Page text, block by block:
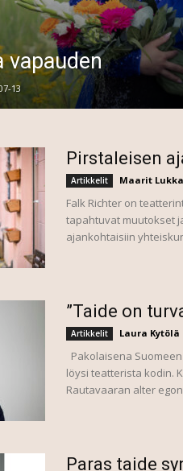
vapauden
13
Pirstaleisen
Artikkelit Maarit
Falk Richter on
tapahtuvat muutokset
ajankohtaisiin
”Taide on
Artikkelit Laura Kytölä
Pakolaisena
löysi teatterista kodin.
Rautavaaran alter
Paras taide